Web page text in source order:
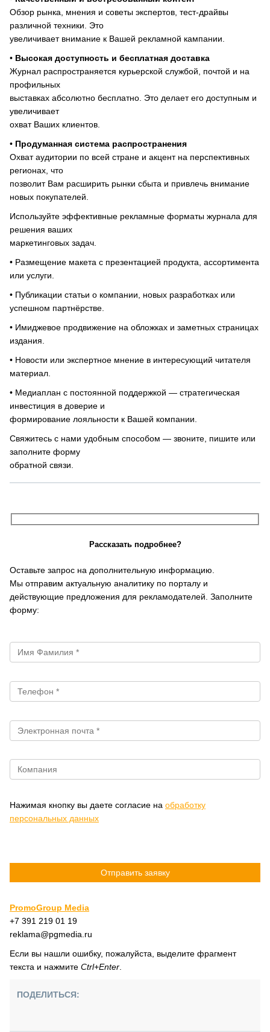
Обзор рынка, мнения и советы экспертов, тест-драйвы
различной техники. Это
увеличивает внимание к Вашей рекламной кампании.
• Высокая доступность и бесплатная доставка
Журнал распространяется курьерской службой, почтой и на
профильных
выставках абсолютно бесплатно. Это делает его доступным и
увеличивает
охват Ваших клиентов.
• Продуманная система распространения
Охват аудитории по всей стране и акцент на перспективных
регионах, что
позволит Вам расширить рынки сбыта и привлечь внимание
новых покупателей.
Используйте эффективные рекламные форматы журнала для
решения ваших
маркетинговых задач.
• Размещение макета с презентацией продукта, ассортимента
или услуги.
• Публикации статьи о компании, новых разработках или
успешном партнёрстве.
• Имиджевое продвижение на обложках и заметных страницах
издания.
• Новости или экспертное мнение в интересующий читателя
материал.
• Медиаплан с постоянной поддержкой — стратегическая
инвестиция в доверие и
формирование лояльности к Вашей компании.
Свяжитесь с нами удобным способом — звоните, пишите или
заполните форму
обратной связи.
Рассказать подробнее?
Оставьте запрос на дополнительную информацию.
Мы отправим актуальную аналитику по порталу и
действующие предложения для рекламодателей. Заполните
форму:
Нажимая кнопку вы даете согласие на обработку
персональных данных
PromoGroup Media
+7 391 219 01 19
reklama@pgmedia.ru
Если вы нашли ошибку, пожалуйста, выделите фрагмент
текста и нажмите Ctrl+Enter
ПОДЕЛИТЬСЯ: